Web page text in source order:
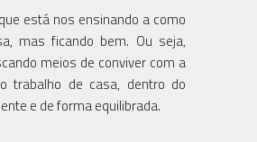
está nos ensinando a como
mas ficando bem. Ou seja,
meios de conviver com a
trabalho de casa, dentro do
e de forma equilibrada.